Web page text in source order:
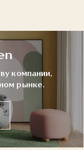
компании,
рынке.